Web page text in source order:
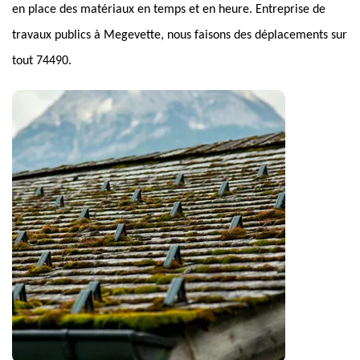
en place des matériaux en temps et en heure. Entreprise de
travaux publics à Megevette, nous faisons des déplacements sur
tout 74490.